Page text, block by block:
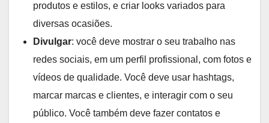
produtos e estilos, e criar looks variados para
diversas ocasiões.
Divulgar: você deve mostrar o seu trabalho nas
redes sociais, em um perfil profissional, com fotos e
vídeos de qualidade. Você deve usar hashtags,
marcar marcas e clientes, e interagir com o seu
público. Você também deve fazer contatos e